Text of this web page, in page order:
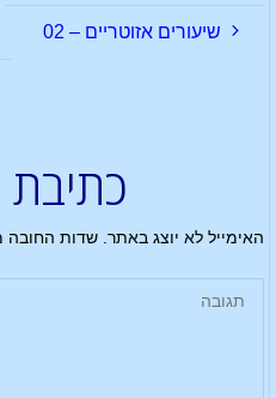
שיעורים אזוטריים – 02
כתיבת
האימייל לא יוצג באתר. שדות החובה